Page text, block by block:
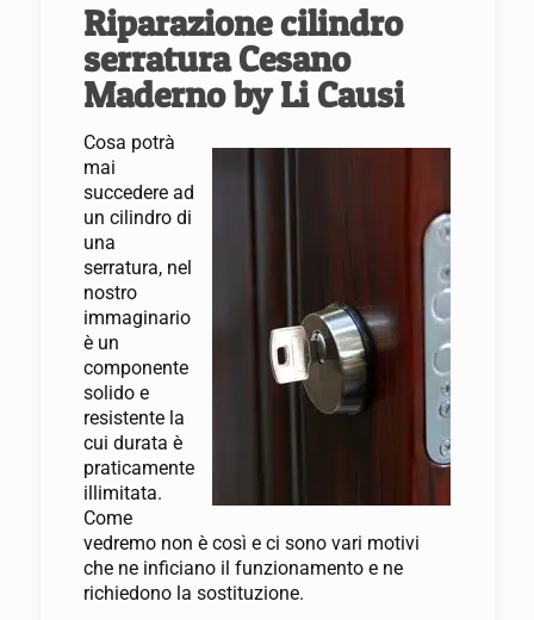
Riparazione cilindro
serratura Cesano
Maderno by Li Causi
Cosa potrà
mai
succedere ad
un cilindro di
una
serratura, nel
nostro
immaginario
è un
componente
solido e
resistente la
cui durata è
praticamente
illimitata.
Come
vedremo non è così e ci sono vari motivi
che ne inficiano il funzionamento e ne
richiedono la sostituzione.